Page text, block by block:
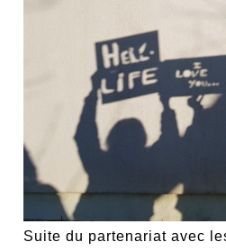
Suite du partenariat avec